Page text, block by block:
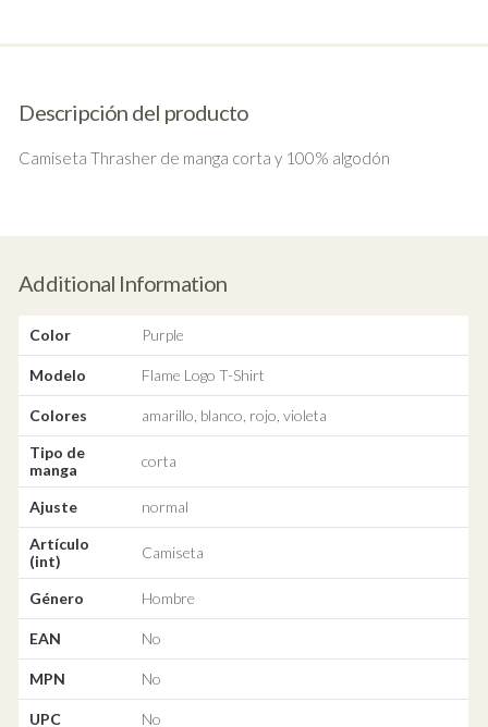
Descripción del producto
Camiseta Thrasher de manga corta y 100% algodón
Additional Information
Color Purple
Modelo Flame Logo T-Shirt
Colores
amarillo, blanco, rojo, violeta
Tipo de
manga
corta
Ajuste
normal
Artículo
(int)
Camiseta
Género Hombre
EAN No
MPN No
UPC No